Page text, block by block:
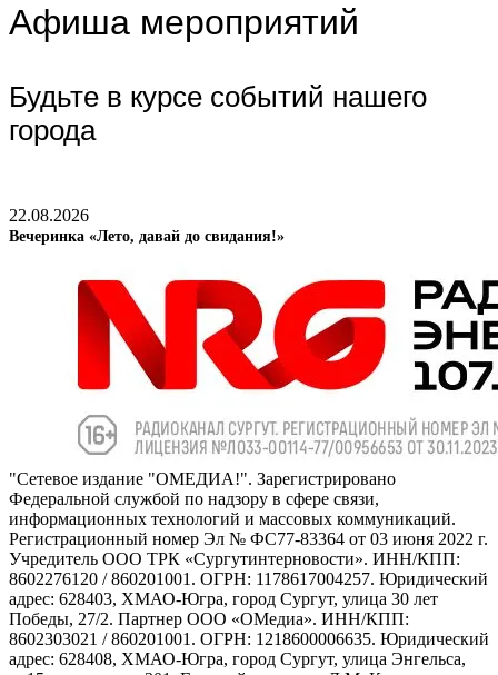
Афиша мероприятий
Будьте в курсе событий нашего
города
22.08.2026
Вечеринка «Лето, давай до свидания!»
"Сетевое издание "ОМЕДИА!". Зарегистрировано
Федеральной службой по надзору в сфере связи,
информационных технологий и массовых коммуникаций.
Регистрационный номер Эл № ФС77-83364 от 03 июня 2022 г.
Учредитель ООО ТРК «Сургутинтерновости». ИНН/КПП:
8602276120 / 860201001. ОГРН: 1178617004257. Юридический
адрес: 628403, ХМАО-Югра, город Сургут, улица 30 лет
Победы, 27/2. Партнер ООО «ОМедиа». ИНН/КПП:
8602303021 / 860201001. ОГРН: 1218600006635. Юридический
адрес: 628408, ХМАО-Югра, город Сургут, улица Энгельса,